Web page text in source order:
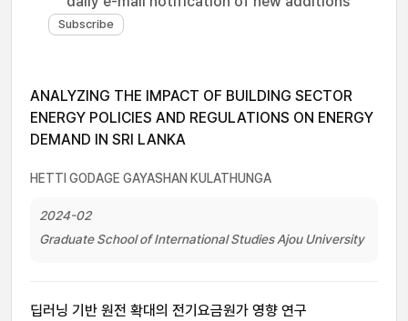
ANALYZING THE IMPACT OF BUILDING SECTOR
ENERGY POLICIES AND REGULATIONS ON ENERGY
DEMAND IN SRI LANKA
HETTI GODAGE GAYASHAN KULATHUNGA
2024-02
Graduate School of International Studies Ajou University
딥러닝 기반 원전 확대의 전기요금원가 영향 연구